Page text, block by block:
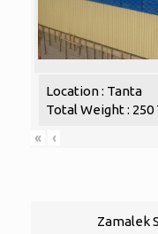
Location : Tanta
Total Weight : 250
«
‹
Zamalek